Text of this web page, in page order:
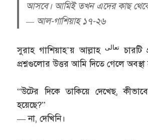
আসবে। আমিই তখন এদের কাছ
— আল-গাশিয়াহ ১৭-২৬
সুরাহ গাশিয়াহ’য় আল্লাহتعالى চারটি
প্রশ্নগুলোর উত্তর আমি দিতে গেলে
“উটের দিকে তাকিয়ে দেখেছ,
হয়েছে?”
— না, দেখিনি।